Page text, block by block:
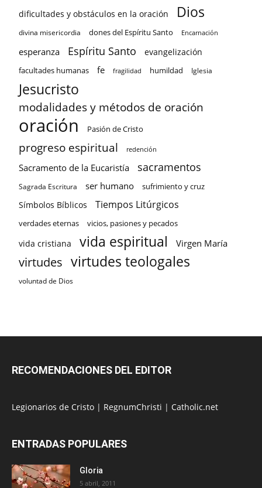
dificultades y obstáculos en la oración Dios
divina misericordia dones del Espíritu Santo Encarnación
esperanza Espíritu Santo evangelización
facultades humanas fe fragilidad humildad Iglesia
Jesucristo
modalidades y métodos de oración
oración Pasión de Cristo
progreso espiritual redención
Sacramento de la Eucaristía sacramentos
Sagrada Escritura ser humano sufrimiento y cruz
Símbolos Bíblicos Tiempos Litúrgicos
verdades eternas vicios, pasiones y pecados
vida cristiana vida espiritual Virgen María
virtudes virtudes teologales
voluntad de Dios
RECOMENDACIONES DEL EDITOR
Legionarios de Cristo | RegnumChristi | Catholic.net
ENTRADAS POPULARES
Gloria
5 abril, 2011